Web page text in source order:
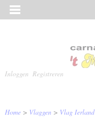
Inloggen Registreren
Home > Vlaggen > Vlag Ierland